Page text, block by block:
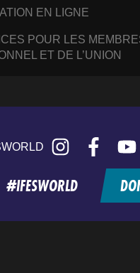
EN LIGNE
POUR LES
ET DE L’UNION
Instagram Facebook
#IFESWORLD